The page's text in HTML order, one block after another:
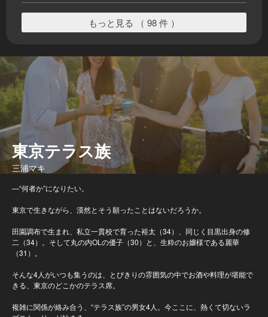
もっと見る （ 98 件 ）
東京テラス族
三浦マキ
—“何者か”になりたい。
東京で生きながら、漠然とそう願ったことはないだろうか。
田園調布で生まれ、私立一貫校で育った裕太（34）、同じく目黒出身の修
二（34）。そして丸の内OLの優子（30）と、生粋のお嬢様である麗華
（31）。
そんな4人がいつも集うのは、とびきりの雰囲気の中でお酒や料理が堪能で
きる、東京のどこかのテラス席。
複雑に関係が絡み合う、“テラス族”の男女4人。今ここに、熱くて切ないラ